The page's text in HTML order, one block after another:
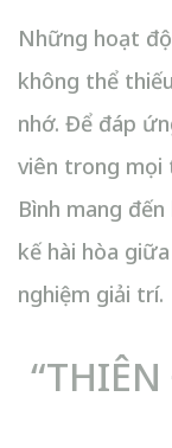
Những hoạt
không thể
nhớ. Để đáp
viên trong mọi
Bình mang
kế hài hòa
nghiệm giải trí.